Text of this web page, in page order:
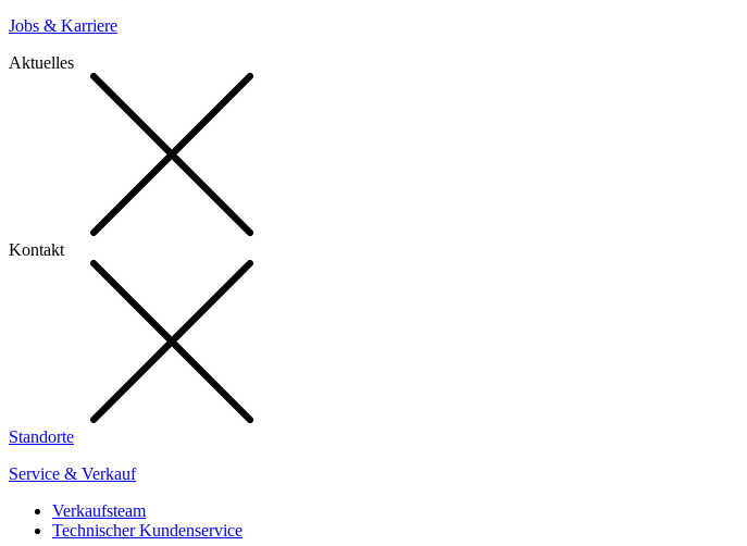
Jobs & Karriere
Aktuelles
Kontakt
Standorte
Service & Verkauf
Verkaufsteam
Technischer Kundenservice